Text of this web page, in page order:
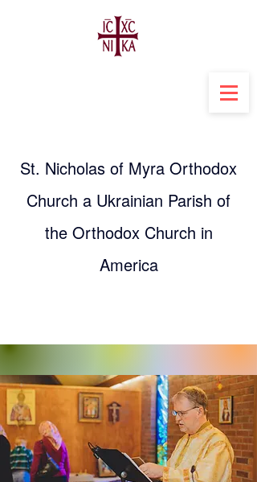
St. Nicholas of Myra Orthodox
Church a Ukrainian Parish of
the Orthodox Church in
America